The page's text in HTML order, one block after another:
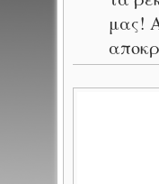
μας!